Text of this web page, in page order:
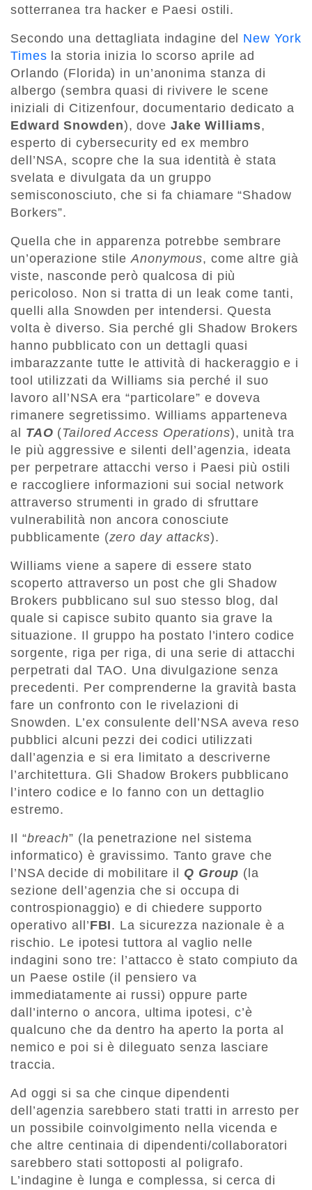
sotterranea tra hacker e Paesi ostili.
Secondo una dettagliata indagine del New York
Times la storia inizia lo scorso aprile ad
Orlando (Florida) in un’anonima stanza di
albergo (sembra quasi di rivivere le scene
iniziali di Citizenfour, documentario dedicato a
Edward Snowden), dove Jake Williams,
esperto di cybersecurity ed ex membro
dell’NSA, scopre che la sua identità è stata
svelata e divulgata da un gruppo
semisconosciuto, che si fa chiamare “Shadow
Borkers”.
Quella che in apparenza potrebbe sembrare
un’operazione stile Anonymous, come altre già
viste, nasconde però qualcosa di più
pericoloso. Non si tratta di un leak come tanti,
quelli alla Snowden per intendersi. Questa
volta è diverso. Sia perché gli Shadow Brokers
hanno pubblicato con un dettagli quasi
imbarazzante tutte le attività di hackeraggio e i
tool utilizzati da Williams sia perché il suo
lavoro all’NSA era “particolare” e doveva
rimanere segretissimo. Williams apparteneva
al TAO (Tailored Access Operations), unità tra
le più aggressive e silenti dell’agenzia, ideata
per perpetrare attacchi verso i Paesi più ostili
e raccogliere informazioni sui social network
attraverso strumenti in grado di sfruttare
vulnerabilità non ancora conosciute
pubblicamente (zero day attacks).
Williams viene a sapere di essere stato
scoperto attraverso un post che gli Shadow
Brokers pubblicano sul suo stesso blog, dal
quale si capisce subito quanto sia grave la
situazione. Il gruppo ha postato l’intero codice
sorgente, riga per riga, di una serie di attacchi
perpetrati dal TAO. Una divulgazione senza
precedenti. Per comprenderne la gravità basta
fare un confronto con le rivelazioni di
Snowden. L’ex consulente dell’NSA aveva reso
pubblici alcuni pezzi dei codici utilizzati
dall’agenzia e si era limitato a descriverne
l’architettura. Gli Shadow Brokers pubblicano
l’intero codice e lo fanno con un dettaglio
estremo.
Il “breach” (la penetrazione nel sistema
informatico) è gravissimo. Tanto grave che
l’NSA decide di mobilitare il Q Group (la
sezione dell’agenzia che si occupa di
controspionaggio) e di chiedere supporto
operativo all’FBI. La sicurezza nazionale è a
rischio. Le ipotesi tuttora al vaglio nelle
indagini sono tre: l’attacco è stato compiuto da
un Paese ostile (il pensiero va
immediatamente ai russi) oppure parte
dall’interno o ancora, ultima ipotesi, c’è
qualcuno che da dentro ha aperto la porta al
nemico e poi si è dileguato senza lasciare
traccia.
Ad oggi si sa che cinque dipendenti
dell’agenzia sarebbero stati tratti in arresto per
un possibile coinvolgimento nella vicenda e
che altre centinaia di dipendenti/collaboratori
sarebbero stati sottoposti al poligrafo.
L’indagine è lunga e complessa, si cerca di